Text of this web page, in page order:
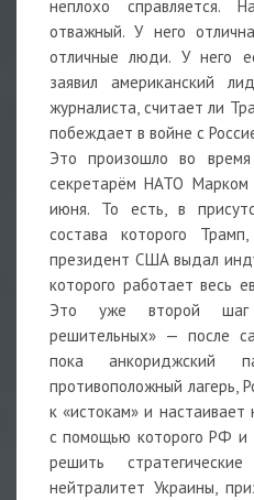
неплохо справляется.
отважный. У него
отличные люди. У него
заявил американский
журналиста, считает ли
побеждает в войне с
Это произошло во
секретарём НАТО
июня. То есть, в
cостава которого
президент США выдал
которого работает весь
Это уже второй шаг
решительных» — после
пока анкориджский
противоположный лагерь,
к «истокам» и настаивает
с помощью которого РФ и
решить
нейтралитет Украины,